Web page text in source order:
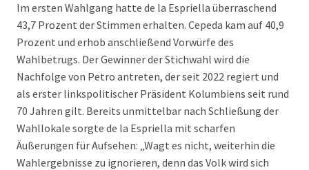
Im ersten Wahlgang hatte de la Espriella überraschend
43,7 Prozent der Stimmen erhalten. Cepeda kam auf 40,9
Prozent und erhob anschließend Vorwürfe des
Wahlbetrugs. Der Gewinner der Stichwahl wird die
Nachfolge von Petro antreten, der seit 2022 regiert und
als erster linkspolitischer Präsident Kolumbiens seit rund
70 Jahren gilt. Bereits unmittelbar nach Schließung der
Wahllokale sorgte de la Espriella mit scharfen
Äußerungen für Aufsehen: „Wagt es nicht, weiterhin die
Wahlergebnisse zu ignorieren, denn das Volk wird sich